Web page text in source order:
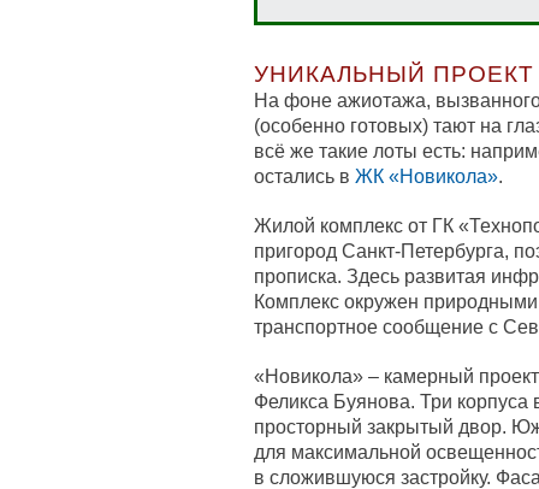
УНИКАЛЬНЫЙ ПРОЕКТ
На фоне ажиотажа,
(особенно готовых) тают на
всё же такие лоты есть:
остались в ЖК «Новикола».
Жилой комплекс от ГК
пригород Санкт-Петербурга,
прописка. Здесь развитая
Комплекс окружен
транспортное сообщение с
«Новикола» – камерный
Феликса Буянова. Три
просторный закрытый двор.
для максимальной
в сложившуюся застройку.